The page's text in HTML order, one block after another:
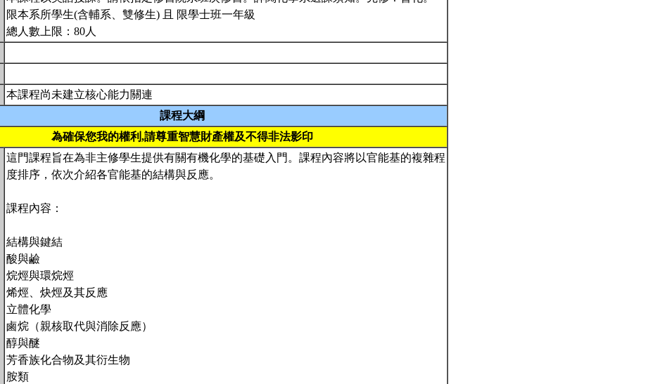
限本系所學生(含輔系、雙修生) 且 限學士班一年級
總人數上限：80人
本課程尚未建立核心能力關連
課程大綱
為確保您我的權利,請尊重智慧財產權及不得非法影印
這門課程旨在為非主修學生提供有關有機化學的基礎入門。課程內容將以官能基的複雜程
度排序，依次介紹各官能基的結構與反應。
課程內容：
結構與鍵結
酸與鹼
烷烴與環烷烴
烯烴、炔烴及其反應
立體化學
鹵烷（親核取代與消除反應）
醇與醚
芳香族化合物及其衍生物
胺類